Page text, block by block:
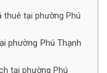
thuê tại phường Phú
phường Phú Thạnh
tại phường Phú